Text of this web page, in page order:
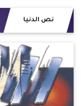
نص الدنيا